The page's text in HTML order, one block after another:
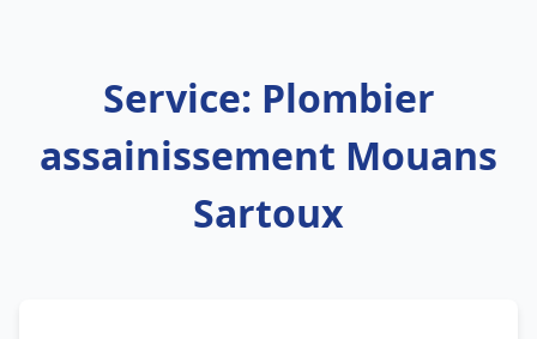
Service: Plombier
assainissement Mouans
Sartoux